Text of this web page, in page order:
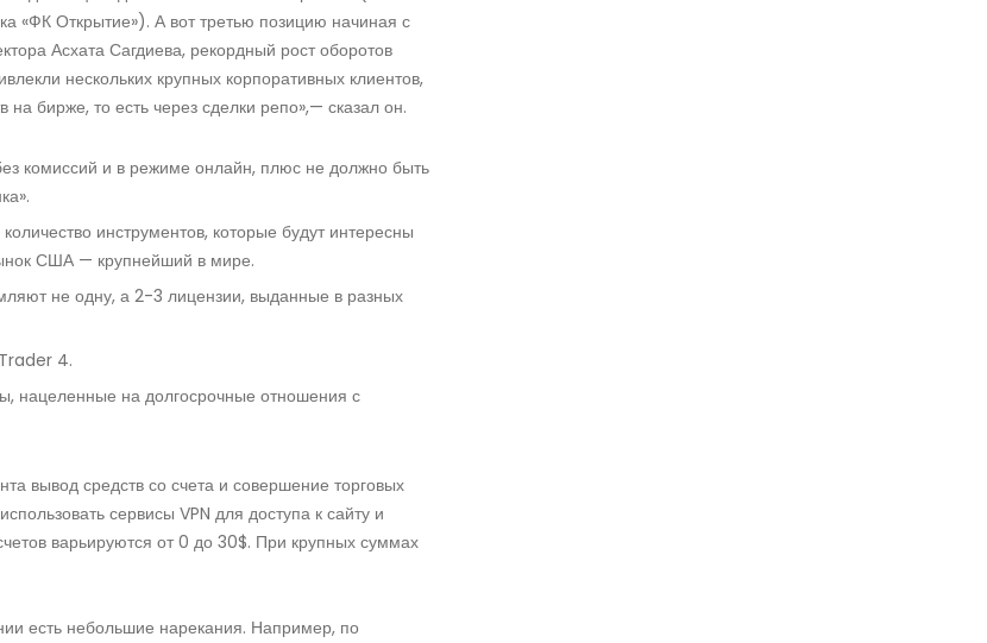
«ФК Открытие»). А вот третью позицию начиная с
Асхата Сагдиева, рекордный рост оборотов
нескольких крупных корпоративных клиентов,
бирже, то есть через сделки репо»,— сказал он.
комиссий и в режиме онлайн, плюс не должно быть
инструментов, которые будут интересны
США — крупнейший в мире.
не одну, а 2-3 лицензии, выданные в разных
4.
нацеленные на долгосрочные отношения с
вывод средств со счета и совершение торговых
сервисы VPN для доступа к сайту и
варьируются от 0 до 30$. При крупных суммах
есть небольшие нарекания. Например, по